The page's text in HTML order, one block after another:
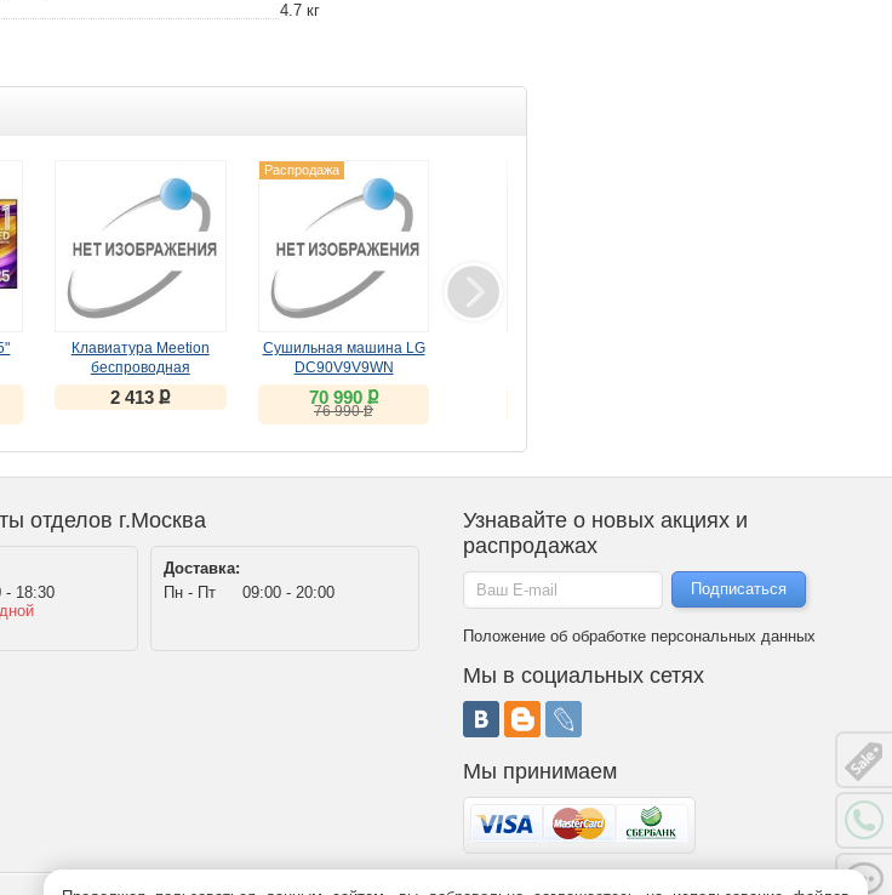
4.7 кг
Клавиатура Meetion
беспроводная
ножничная WK310
чёрная
2 413 ք
Распродажа
Сушильная машина LG
DC90V9V9WN
70 990 ք
76 990ք
отделов г.Москва
- 18:30
Доставка:
Пн - Пт
09:00 - 20:00
Узнавайте о новых акциях и
распродажах
Положение об обработке персональных данных
Мы в социальных сетях
Мы принимаем